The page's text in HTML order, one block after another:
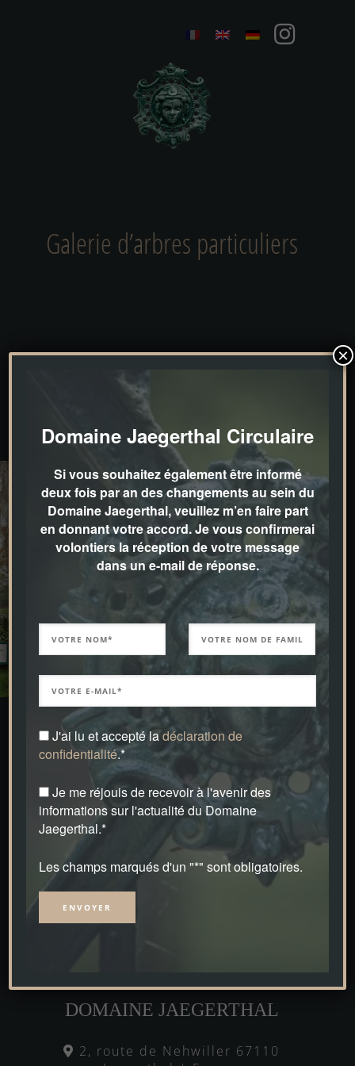
Galerie d’arbres particuliers
DOMAINE JAEGERTHAL
2, route de Nehwiller 67110
Domaine Jaegerthal Circulaire
Si vous souhaitez également être informé
deux fois par an des changements au sein du
Domaine Jaegerthal, veuillez m’en faire part
en donnant votre accord. Je vous confirmerai
volontiers la réception de votre message
dans un e-mail de réponse.
J'ai lu et accepté ladéclaration de
confidentialité.*
Je me réjouis de recevoir à l'avenir des
informations sur l'actualité du Domaine
Jaegerthal.*
Les champs marqués d'un "*" sont obligatoires.
×